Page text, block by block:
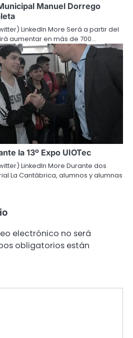
Manuel Dorrego
LinkedIn More Será a partir del
aumentar en más de 700…
la 13º Expo UIOTec
LinkedIn More Durante dos
La Cantábrica, alumnos y alumnas
electrónico no será
obligatorios están